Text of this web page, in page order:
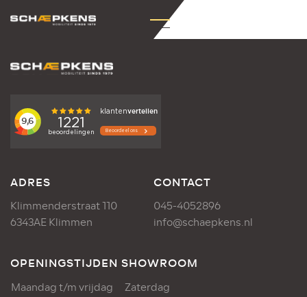
ADRES
Klimmenderstraat 110
6343AE Klimmen
CONTACT
045-4052896
info@schaepkens.nl
OPENINGSTIJDEN SHOWROOM
Maandag t/m vrijdag
Zaterdag